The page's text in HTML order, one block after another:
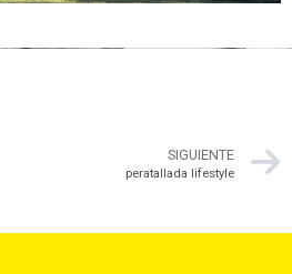
SIGUIENTE
peratallada lifestyle